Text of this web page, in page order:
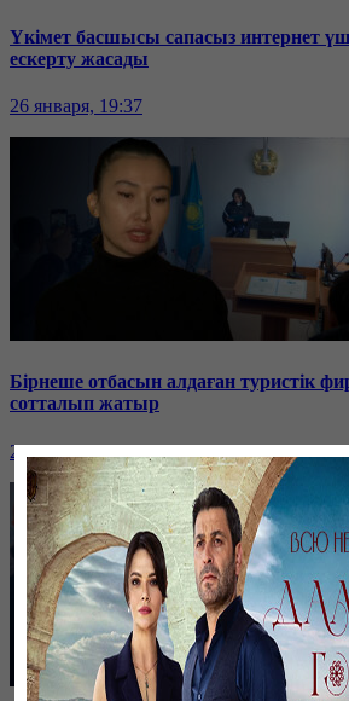
Үкімет басшысы сапасыз интернет
ескерту жасады
26 января, 19:37
Бірнеше отбасын алдаған туристік
сотталып жатыр
26 января, 19:36